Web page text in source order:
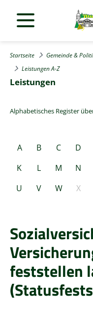
Startseite Gemeinde &
Leistungen A-Z
Leistungen
Alphabetisches Register
A B C D
K
L M N
U
V W X
feststellen